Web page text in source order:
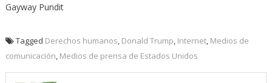
Gayway Pundit
Tagged Derechos humanos Donald Trump Internet, Medios de
comunicación Medios de prensa de Estados Unidos